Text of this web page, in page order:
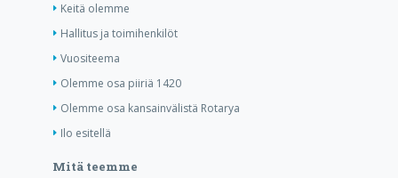
Keitä olemme
Hallitus ja toimihenkilöt
Vuositeema
Olemme osa piiriä 1420
Olemme osa kansainvälistä Rotarya
Ilo esitellä
Mitä teemme